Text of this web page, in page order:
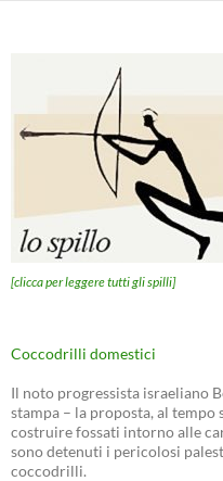
[clicca per leggere tutti gli spilli]
Coccodrilli domestici
Il noto progressista israeliano
stampa – la proposta, al tempo
costruire fossati intorno alle
sono detenuti i pericolosi
coccodrilli.